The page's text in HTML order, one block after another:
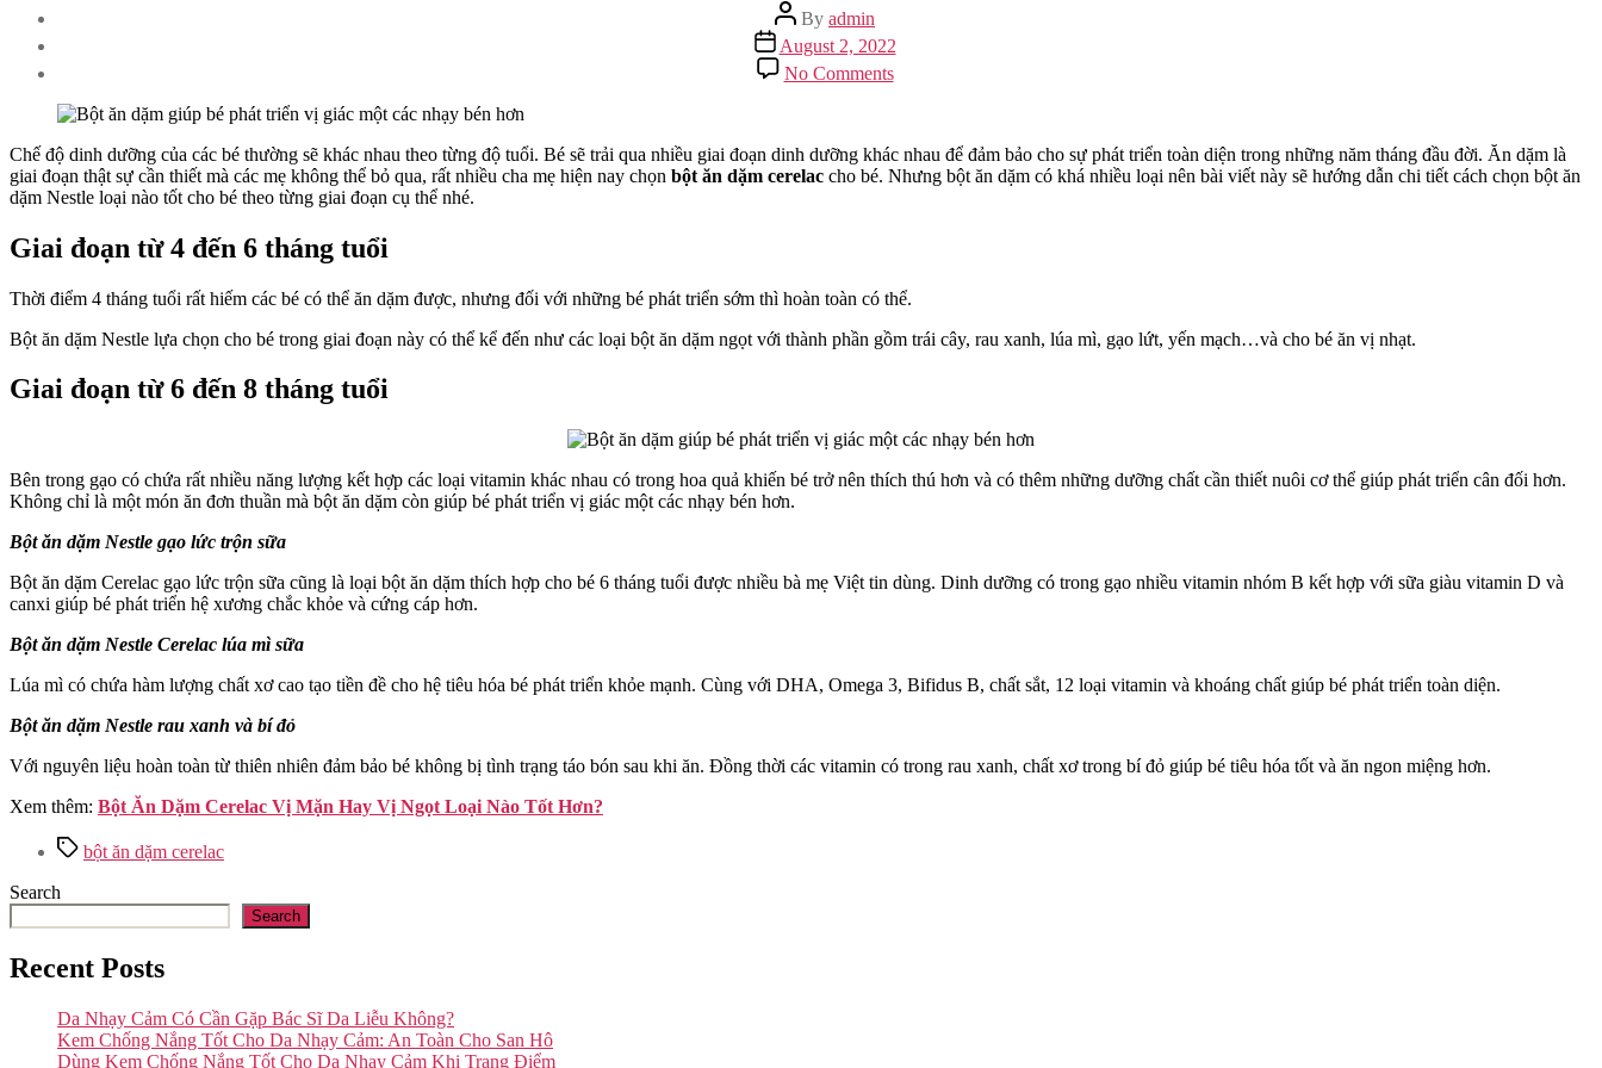
Post
author
By admin
Post
date
August 2, 2022
No Commentson
Bột
Cerelac:
Lựa
Cho
Chế độ dinh dưỡng của các bé thường sẽ khác nhau theo từng độ tuổi. Bé sẽ trải qua nhiều giai đoạn dinh dưỡng khác nhau để đảm bảo cho sự phát triển toàn diện trong những năm tháng đầu đời. Ăn dặm là
giai đoạn thật sự cần thiết mà các mẹ không thể bỏ qua, rất nhiều cha mẹ hiện nay chọn bột ăn dặm cerelac cho bé. Nhưng bột ăn dặm có khá nhiều loại nên bài viết này sẽ hướng dẫn chi tiết cách chọn bột ăn
dặm Nestle loại nào tốt cho bé theo từng giai đoạn cụ thể nhé.
Giai đoạn từ 4 đến 6 tháng tuổi
Thời điểm 4 tháng tuổi rất hiếm các bé có thể ăn dặm được, nhưng đối với những bé phát triển sớm thì hoàn toàn có thể.
Bột ăn dặm Nestle lựa chọn cho bé trong giai đoạn này có thể kể đến như các loại bột ăn dặm ngọt với thành phần gồm trái cây, rau xanh, lúa mì, gạo lứt, yến mạch…và cho bé ăn vị nhạt.
Giai đoạn từ 6 đến 8 tháng tuổi
Bên trong gạo có chứa rất nhiều năng lượng kết hợp các loại vitamin khác nhau có trong hoa quả khiến bé trở nên thích thú hơn và có thêm những dưỡng chất cần thiết nuôi cơ thể giúp phát triển cân đối hơn.
Không chỉ là một món ăn đơn thuần mà bột ăn dặm còn giúp bé phát triển vị giác một các nhạy bén hơn.
Bột ăn dặm Nestle gạo lức trộn sữa
Bột ăn dặm Cerelac gạo lức trộn sữa cũng là loại bột ăn dặm thích hợp cho bé 6 tháng tuổi được nhiều bà mẹ Việt tin dùng. Dinh dưỡng có trong gạo nhiều vitamin nhóm B kết hợp với sữa giàu vitamin D và
canxi giúp bé phát triển hệ xương chắc khỏe và cứng cáp hơn.
Bột ăn dặm Nestle Cerelac lúa mì sữa
Lúa mì có chứa hàm lượng chất xơ cao tạo tiền đề cho hệ tiêu hóa bé phát triển khỏe mạnh. Cùng với DHA, Omega 3, Bifidus B, chất sắt, 12 loại vitamin và khoáng chất giúp bé phát triển toàn diện.
Bột ăn dặm Nestle rau xanh và bí đỏ
Với nguyên liệu hoàn toàn từ thiên nhiên đảm bảo bé không bị tình trạng táo bón sau khi ăn. Đồng thời các vitamin có trong rau xanh, chất xơ trong bí đỏ giúp bé tiêu hóa tốt và ăn ngon miệng hơn.
Xem thêm: Bột Ăn Dặm Cerelac Vị Mặn Hay Vị Ngọt Loại Nào Tốt Hơn?
Tagsbột ăn dặm cerelac
Search
Search
Recent Posts
Da Nhạy Cảm Có Cần Gặp Bác Sĩ Da Liễu Không?
Kem Chống Nắng Tốt Cho Da Nhạy Cảm: An Toàn Cho San Hô
Dùng Kem Chống Nắng Tốt Cho Da Nhạy Cảm Khi Trang Điểm